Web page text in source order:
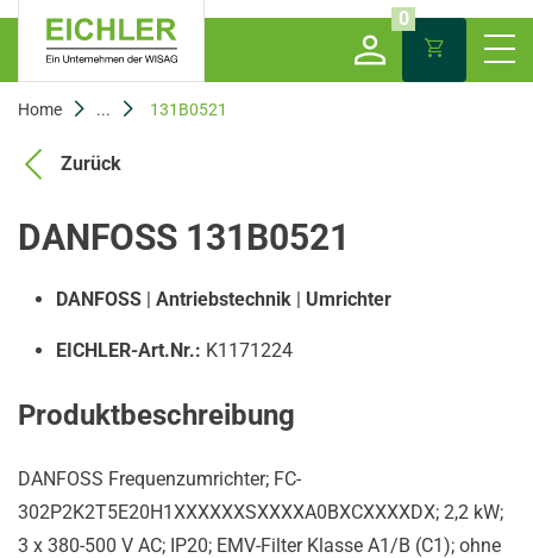
0
Home ... 131B0521
Zurück
DANFOSS 131B0521
DANFOSS | Antriebstechnik | Umrichter
EICHLER-Art.Nr.: K1171224
Produktbeschreibung
DANFOSS Frequenzumrichter; FC-
302P2K2T5E20H1XXXXXXSXXXXA0BXCXXXXDX; 2,2 kW;
3 x 380-500 V AC; IP20; EMV-Filter Klasse A1/B (C1); ohne